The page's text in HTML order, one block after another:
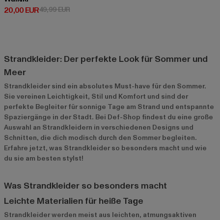
20,00 EUR
Derzeitiger Preis: 20,00 EUR
49,99 EURAktionspreis: 49,99 EUR
Strandkleider: Der perfekte Look für Sommer und
Meer
Strandkleider sind ein absolutes Must-have für den Sommer.
Sie vereinen Leichtigkeit, Stil und Komfort und sind der
perfekte Begleiter für sonnige Tage am Strand und entspannte
Spaziergänge in der Stadt. Bei Def-Shop findest du eine große
Auswahl an Strandkleidern in verschiedenen Designs und
Schnitten, die dich modisch durch den Sommer begleiten.
Erfahre jetzt, was Strandkleider so besonders macht und wie
du sie am besten stylst!
Was Strandkleider so besonders macht
Leichte Materialien für heiße Tage
Strandkleider werden meist aus leichten, atmungsaktiven